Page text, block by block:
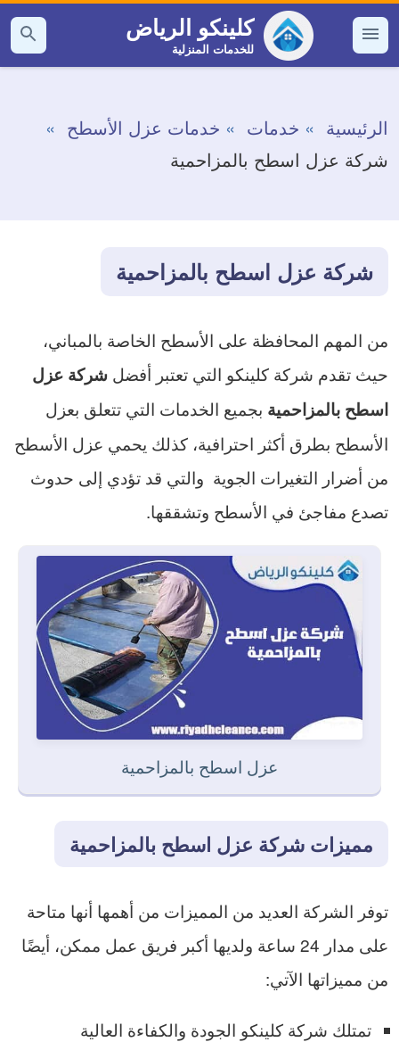
التجاوز
إلى القائمة
كلينكو الرياض
للخدمات المنزلية
بحث
عن
الرئيسية خدمات
خدمات عزل الأسطح
شركة عزل اسطح بالمزاحمية
شركة عزل اسطح بالمزاحمية
من المهم المحافظة على الأسطح الخاصة بالمباني،
حيث تقدم شركة كلينكو التي تعتبر أفضل شركة عزل
اسطح بالمزاحمية بجميع الخدمات التي تتعلق بعزل
الأسطح بطرق أكثر احترافية، كذلك يحمي عزل الأسطح
من أضرار التغيرات الجوية والتي قد تؤدي إلى حدوث
تصدع مفاجئ في الأسطح وتشققها.
عزل اسطح بالمزاحمية
مميزات شركة عزل اسطح بالمزاحمية
توفر الشركة العديد من المميزات من أهمها أنها متاحة
على مدار 24 ساعة ولديها أكبر فريق عمل ممكن، أيضًا
من مميزاتها الآتي:
تمتلك شركة كلينكو الجودة والكفاءة العالية